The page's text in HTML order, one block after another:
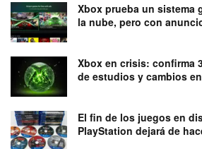
Xbox prueba un sistema
la nube, pero con
Xbox en crisis: confirma
de estudios y cambios
El fin de los juegos en
PlayStation dejará de